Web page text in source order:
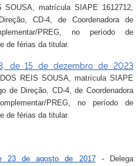
SOUSA, matrícula SIAPE 1612712,
CD-4, de Coordenadora de
PREG, no período de
de férias da titular.
de 15 de dezembro de 2023
REIS SOUSA, matrícula SIAPE
de Direção, CD-4, de Coordenadora
PREG, no período de
de férias da titular.
23 de agosto de 2017- Delega